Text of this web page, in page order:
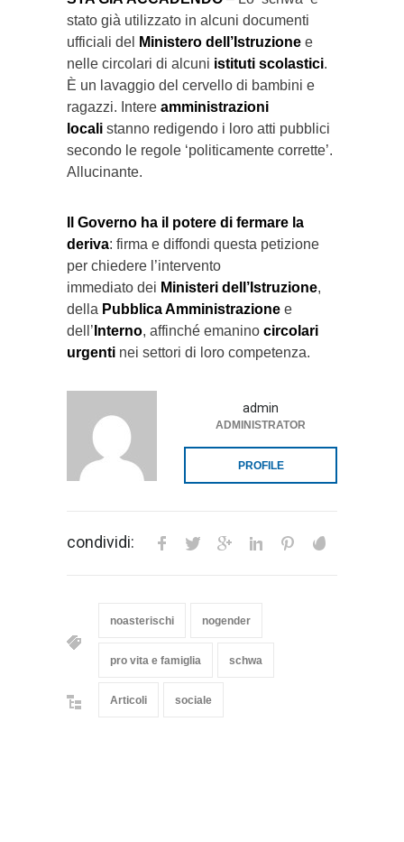
stato già utilizzato in alcuni documenti
ufficiali del
Ministero dell’Istruzione e
nelle circolari di alcuni istituti scolastici.
È un lavaggio del cervello di bambini e
ragazzi. Intere amministrazioni
locali stanno redigendo i loro atti pubblici
secondo le regole ‘politicamente corrette’.
Allucinante.
Il Governo ha il potere di fermare la
deriva: firma e diffondi questa petizione
per chiedere l’intervento
immediato dei Ministeri dell’Istruzione,
della Pubblica Amministrazione e
dell’ Interno, affinché emanino circolari
urgenti nei settori di loro competenza.
admin
ADMINISTRATOR
PROFILE
condividi:
noasterischi nogender
pro vita e famiglia schwa
Articoli sociale